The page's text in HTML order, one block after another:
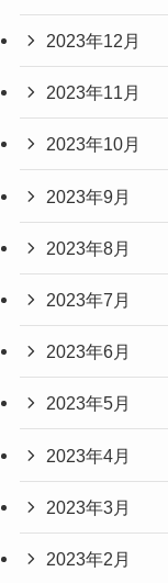
2023年12月
2023年11月
2023年10月
2023年9月
2023年8月
2023年7月
2023年6月
2023年5月
2023年4月
2023年3月
2023年2月